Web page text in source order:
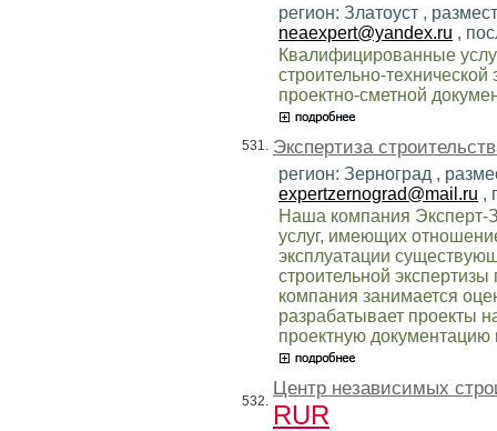
регион: Златоуст ,
neaexpert@yandex.ru ,
Квалифицированные
строительно-
проектно-сметной
531. Экспертиза
регион: Зерноград ,
expertzernograd@mail.ru ,
Наша компания Эксперт-
услуг, имеющих
эксплуатации
строительной
компания занимается
разрабатывает проекты
проектную
532.
Центр независимых
RUR